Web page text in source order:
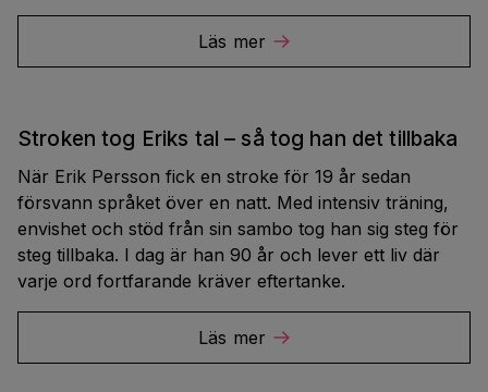
Läs mer
Stroken tog Eriks tal – så tog han det tillbaka
När Erik Persson fick en stroke för 19 år sedan
försvann språket över en natt. Med intensiv träning,
envishet och stöd från sin sambo tog han sig steg för
steg tillbaka. I dag är han 90 år och lever ett liv där
varje ord fortfarande kräver eftertanke.
Läs mer